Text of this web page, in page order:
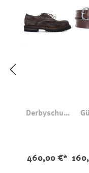
Derbyschuh
460,00 €*